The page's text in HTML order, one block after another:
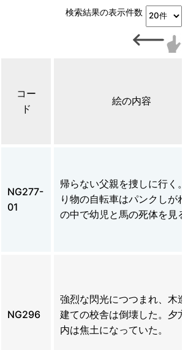
検索結果の表示件数
コー
ド
絵の内容
NG277-
01
帰らない父親を捜しに行く
り物の自転車はパンクしが
の中で幼児と馬の死体を見
NG296
強烈な閃光につつまれ、木
建ての校舎は倒壊した。夕
内は焦土になっていた。